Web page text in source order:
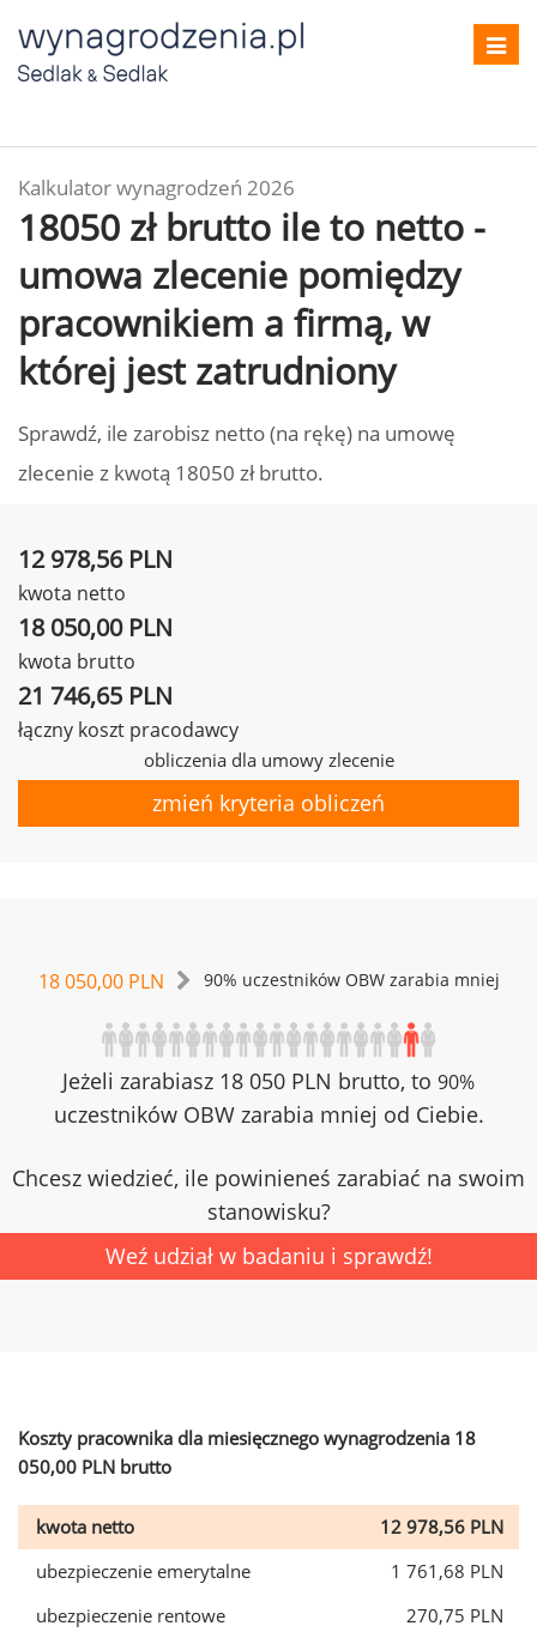
Kalkulator wynagrodzeń 2026
18050 zł brutto ile to netto -
umowa zlecenie pomiędzy
pracownikiem a firmą, w
której jest zatrudniony
Sprawdź, ile zarobisz netto (na rękę) na umowę
zlecenie z kwotą 18050 zł brutto.
12 978,56 PLN
kwota netto
18 050,00 PLN
kwota brutto
21 746,65 PLN
łączny koszt pracodawcy
obliczenia dla umowy zlecenie
zmień kryteria obliczeń
18 050,00 PLN 90% uczestników OBW zarabia mniej
Jeżeli zarabiasz 18 050 PLN brutto, to 90%
uczestników OBW zarabia mniej od Ciebie.
Chcesz wiedzieć, ile powinieneś zarabiać na swoim
stanowisku?
Weź udział w badaniu i sprawdź!
Koszty pracownika dla miesięcznego wynagrodzenia 18
050,00 PLN brutto
kwota netto
12 978,56 PLN
ubezpieczenie emerytalne
1 761,68 PLN
ubezpieczenie rentowe
270,75 PLN